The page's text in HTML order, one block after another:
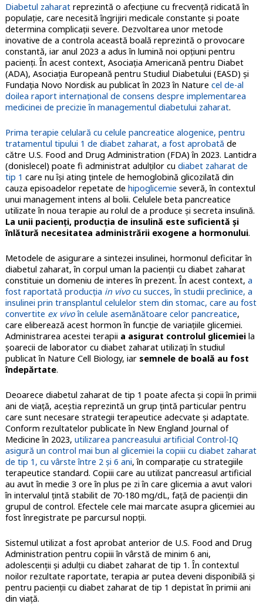
Diabetul zaharatreprezintă o afecţiune cu frecvenţă ridicată în
populație, care necesită îngrijiri medicale constante şi poate
determina complicaţii severe. Dezvoltarea unor metode
inovative de a controla această boală reprezintă o provocare
constantă, iar anul 2023 a adus în lumină noi opţiuni pentru
pacienţi. În acest context, Asociația Americană pentru Diabet
(ADA), Asociația Europeană pentru Studiul Diabetului (EASD) și
Fundația Novo Nordisk au publicat în 2023 în Nature cel de-al
doilea raport internaţional de consens despre implementarea
medicinei de precizie în managementul diabetului zaharat.
Prima terapie celulară cu celule pancreatice alogenice, pentru
tratamentul tipului 1 de diabet zaharat, a fost aprobată de
către U.S. Food and Drug Administration (FDA) în 2023. Lantidra
(donislecel) poate fi administrat adulţilor cu diabet zaharat de
tip 1 care nu îşi ating ţintele de hemoglobină glicozilată din
cauza episoadelor repetate de hipoglicemie severă, în contextul
unui management intens al bolii. Celulele beta pancreatice
utilizate în noua terapie au rolul de a produce şi secreta insulină.
La unii pacienţi, producţia de insulină este suficientă şi
înlătură necesitatea administrării exogene a hormonului.
Metodele de asigurare a sintezei insulinei, hormonul deficitar în
diabetul zaharat, în corpul uman la pacienţii cu diabet zaharat
constituie un domeniu de interes în prezent. În acest context, a
fost raportată producţia in vivocu succes, în studii preclinice, a
insulinei prin transplantul celulelor stem din stomac, care au fost
convertite ex vivoîn celule asemănătoare celor pancreatice,
care eliberează acest hormon în funcţie de variaţiile glicemiei.
Administrarea acestei terapii a asigurat controlul glicemiei la
șoarecii de laborator cu diabet zaharat utilizaţi în studiul
publicat în Nature Cell Biology, iar semnele de boală au fost
îndepărtate.
Deoarece diabetul zaharat de tip 1 poate afecta şi copii în primii
ani de viaţă, aceştia reprezintă un grup ţintă particular pentru
care sunt necesare strategii terapeutice adecvate şi adaptate.
Conform rezultatelor publicate în New England Journal of
Medicine în 2023, utilizarea pancreasului artificial Control-IQ
asigură un control mai bun al glicemiei la copiii cu diabet zaharat
de tip 1, cu vârste între 2 și 6 ani, în comparaţie cu strategiile
terapeutice standard. Copiii care au utilizat pancreasul artificial
au avut în medie 3 ore în plus pe zi în care glicemia a avut valori
în intervalul țintă stabilit de 70-180 mg/dL, faţă de pacienţii din
grupul de control. Efectele cele mai marcate asupra glicemiei au
fost înregistrate pe parcursul nopţii.
Sistemul utilizat a fost aprobat anterior de U.S. Food and Drug
Administration pentru copiii în vârstă de minim 6 ani,
adolescenţii şi adulţii cu diabet zaharat de tip 1. În contextul
noilor rezultate raportate, terapia ar putea deveni disponibilă şi
pentru pacienţii cu diabet zaharat de tip 1 depistat în primii ani
din viaţă.